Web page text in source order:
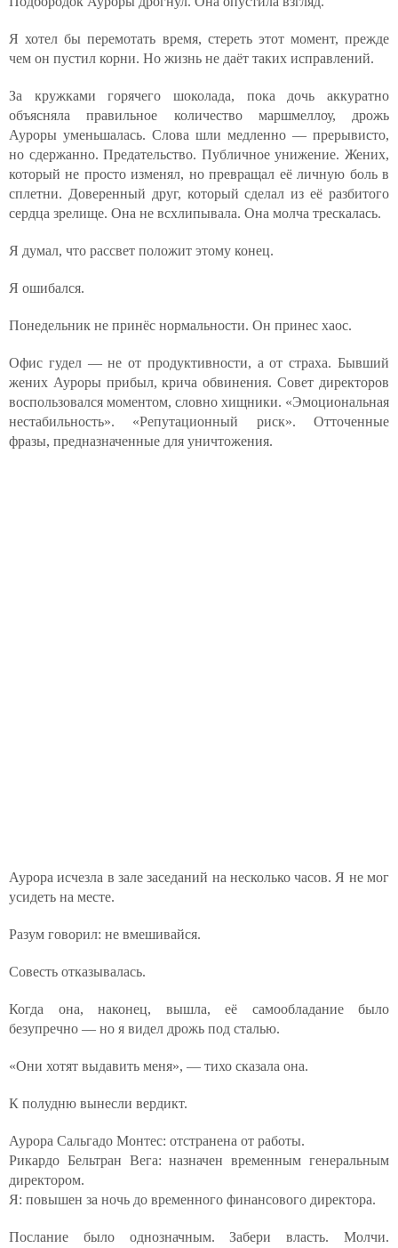
Я хотел бы перемотать время, стереть этот момент, прежде
чем он пустил корни. Но жизнь не даёт таких исправлений.
За кружками горячего шоколада, пока дочь аккуратно
объясняла правильное количество маршмеллоу, дрожь
Ауроры уменьшалась. Слова шли медленно — прерывисто,
но сдержанно. Предательство. Публичное унижение. Жених,
который не просто изменял, но превращал её личную боль в
сплетни. Доверенный друг, который сделал из её разбитого
сердца зрелище. Она не всхлипывала. Она молча трескалась.
Я думал, что рассвет положит этому конец.
Я ошибался.
Понедельник не принёс нормальности. Он принес хаос.
Офис гудел — не от продуктивности, а от страха. Бывший
жених Ауроры прибыл, крича обвинения. Совет директоров
воспользовался моментом, словно хищники. «Эмоциональная
нестабильность». «Репутационный риск». Отточенные
фразы, предназначенные для уничтожения.
Аурора исчезла в зале заседаний на несколько часов. Я не мог
усидеть на месте.
Разум говорил: не вмешивайся.
Совесть отказывалась.
Когда она, наконец, вышла, её самообладание было
безупречно — но я видел дрожь под сталью.
«Они хотят выдавить меня», — тихо сказала она.
К полудню вынесли вердикт.
Аурора Сальгадо Монтес: отстранена от работы.
Рикардо Бельтран Вега: назначен временным генеральным
директором.
Я: повышен за ночь до временного финансового директора.
Послание было однозначным. Забери власть. Молчи.